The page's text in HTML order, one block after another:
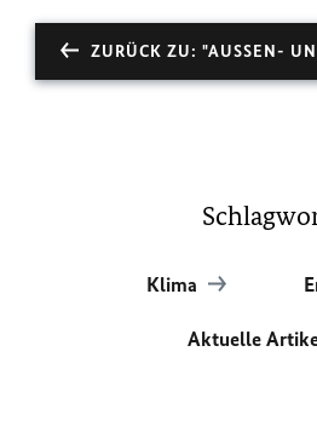
ZURÜCK ZU: "AUSSEN-
Klima
Aktuelle